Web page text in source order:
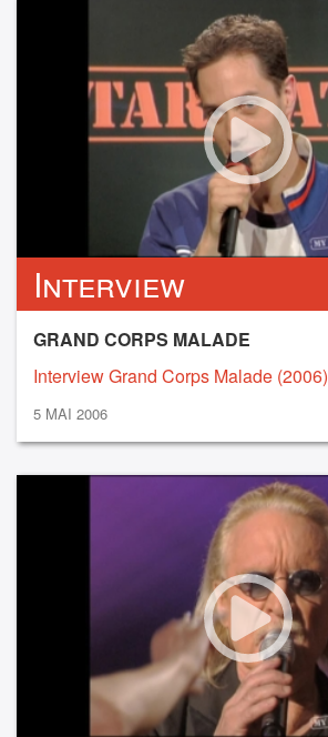
Interview
GRAND CORPS MALADE
Interview Grand Corps Malade (2006)
5 MAI 2006